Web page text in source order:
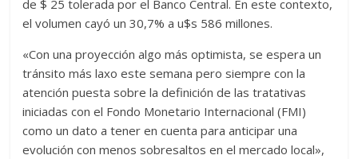
de $ 25 tolerada por el Banco Central. En este contexto,
el volumen cayó un 30,7% a u$s 586 millones.
«Con una proyección algo más optimista, se espera un
tránsito más laxo este semana pero siempre con la
atención puesta sobre la definición de las tratativas
iniciadas con el Fondo Monetario Internacional (FMI)
como un dato a tener en cuenta para anticipar una
evolución con menos sobresaltos en el mercado local»,